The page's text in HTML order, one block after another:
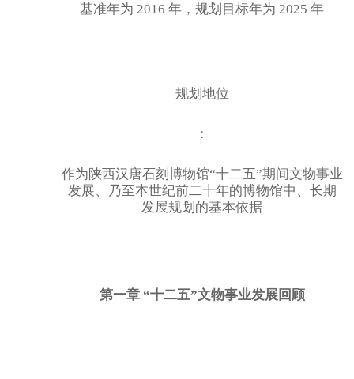
基准年为 2016 年，规划目标年为 2025 年
规划地位
：
作为陕西汉唐石刻博物馆“十二五”期间文物事业
发展、乃至本世纪前二十年的博物馆中、长期
发展规划的基本依据
第一章“十二五”文物事业发展回顾